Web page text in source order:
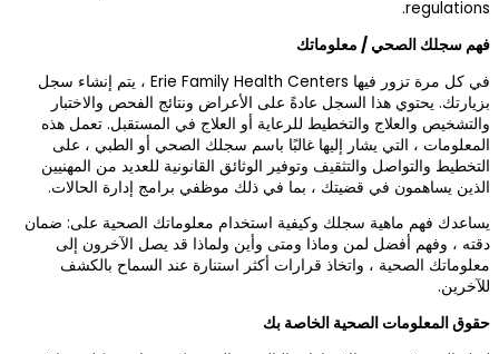
في كل مرة تزور فيها Erie Family Health Centers ، يتم إنشاء سجل
والاختبار
تعمل هذه
أو الطبي ، على
من المهنيين
إدارة الحالات.
الصحية على: ضمان
الآخرون إلى
السماح بالكشف